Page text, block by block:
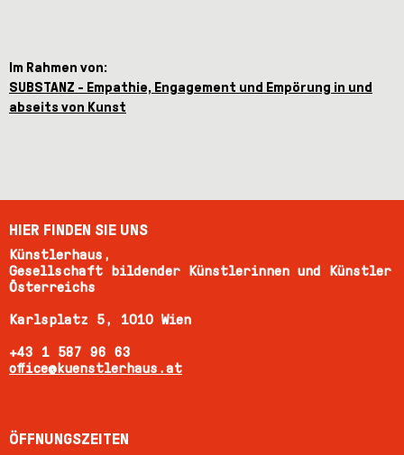
Im Rahmen von:
SUBSTANZ - Empathie, Engagement und Empörung in und
abseits von Kunst
HIER FINDEN SIE UNS
Künstlerhaus,
Gesellschaft bildender Künstlerinnen und Künstler
Österreichs
Karlsplatz 5, 1010 Wien
+43 1 587 96 63
office@kuenstlerhaus.at
ÖFFNUNGSZEITEN